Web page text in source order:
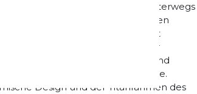
Open-Ear Sound, sicher unterwegs
hörst du deine Musik und den
der OpenRun Mini bietet
Klangqualität dank neuester
erzeugt einen breiten und
Vibrationen und mehr Lautstärke.
Design und der Titanrahmen des